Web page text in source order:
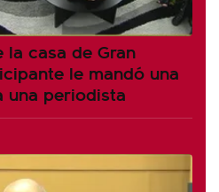
la casa de Gran
le mandó una
una periodista